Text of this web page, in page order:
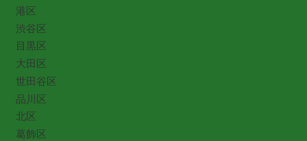
港区
渋谷区
目黒区
大田区
世田谷区
品川区
北区
葛飾区